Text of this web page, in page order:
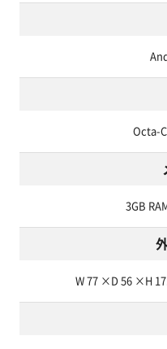
Octa-
3GB
W 77 ×D 56 ×H